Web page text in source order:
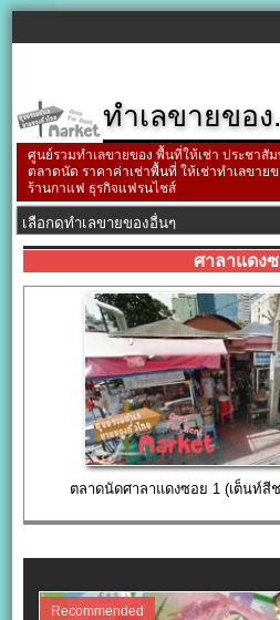
ทำเลขายของ
ศูนย์รวมทำเลขายของ พื้นที่ให้เช่า ประชาสั
ตลาดนัด ราคาค่าเช่าพื้นที่ ให้เช่าทำเลขาย
ร้านกาแฟ ธุรกิจแฟรนไชส์
ศาลาแดง
ตลาดนัดศาลาแดงซอย 1 (เต็นท์สี
Recommended